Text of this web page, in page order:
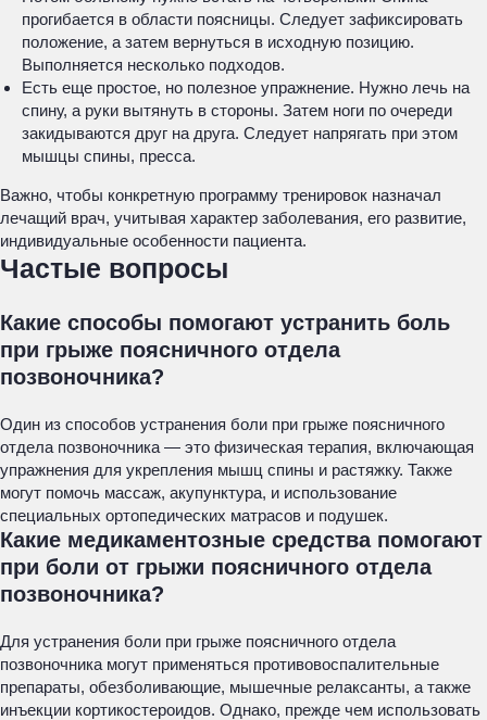
прогибается в области поясницы. Следует зафиксировать
положение, а затем вернуться в исходную позицию.
Выполняется несколько подходов.
Есть еще простое, но полезное упражнение. Нужно лечь на
спину, а руки вытянуть в стороны. Затем ноги по очереди
закидываются друг на друга. Следует напрягать при этом
мышцы спины, пресса.
Важно, чтобы конкретную программу тренировок назначал
лечащий врач, учитывая характер заболевания, его развитие,
индивидуальные особенности пациента.
Частые вопросы
Какие способы помогают устранить боль
при грыже поясничного отдела
позвоночника?
Один из способов устранения боли при грыже поясничного
отдела позвоночника — это физическая терапия, включающая
упражнения для укрепления мышц спины и растяжку. Также
могут помочь массаж, акупунктура, и использование
специальных ортопедических матрасов и подушек.
Какие медикаментозные средства помогают
при боли от грыжи поясничного отдела
позвоночника?
Для устранения боли при грыже поясничного отдела
позвоночника могут применяться противовоспалительные
препараты, обезболивающие, мышечные релаксанты, а также
инъекции кортикостероидов. Однако, прежде чем использовать